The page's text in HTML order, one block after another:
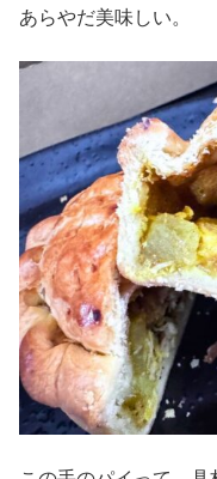
あらやだ美味しい。